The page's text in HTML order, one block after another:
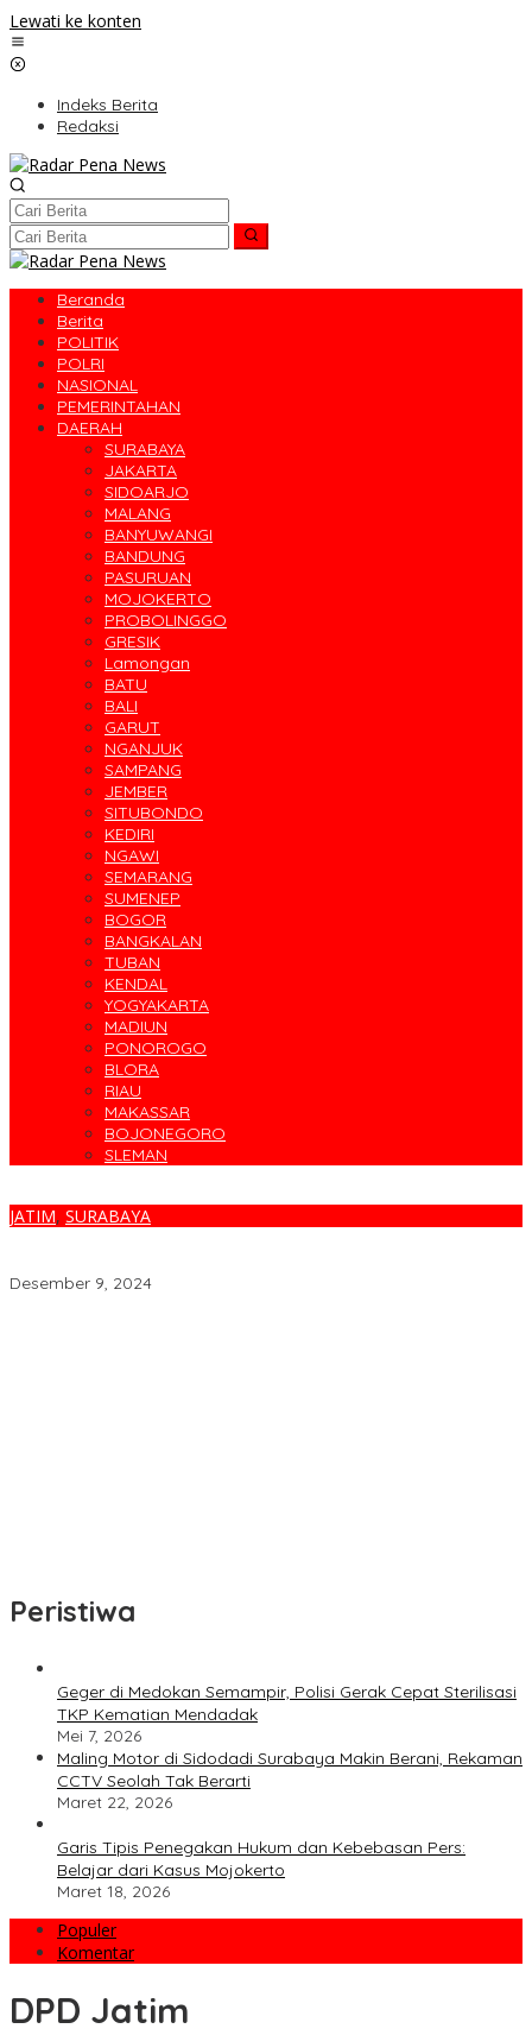
Lewati ke konten
Indeks Berita
Redaksi
Beranda
Berita
POLITIK
POLRI
NASIONAL
PEMERINTAHAN
DAERAH
SURABAYA
JAKARTA
SIDOARJO
MALANG
BANYUWANGI
BANDUNG
PASURUAN
MOJOKERTO
PROBOLINGGO
GRESIK
Lamongan
BATU
BALI
GARUT
NGANJUK
SAMPANG
JEMBER
SITUBONDO
KEDIRI
NGAWI
SEMARANG
SUMENEP
BOGOR
BANGKALAN
TUBAN
KENDAL
YOGYAKARTA
MADIUN
PONOROGO
BLORA
RIAU
MAKASSAR
BOJONEGORO
SLEMAN
JATIM, SURABAYA
Desember 9, 2024
Peristiwa
Geger di Medokan Semampir, Polisi Gerak Cepat Sterilisasi
TKP Kematian Mendadak
Mei 7, 2026
Maling Motor di Sidodadi Surabaya Makin Berani, Rekaman
CCTV Seolah Tak Berarti
Maret 22, 2026
Garis Tipis Penegakan Hukum dan Kebebasan Pers:
Belajar dari Kasus Mojokerto
Maret 18, 2026
Populer
Komentar
DPD Jatim